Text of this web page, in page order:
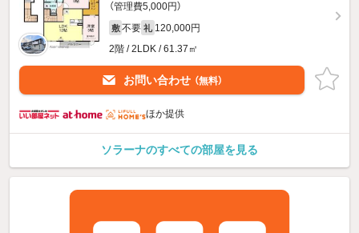
（管理費5,000円）
敷 不要 礼 120,000円
2階 / 2LDK / 61.37㎡
お問い合わせ （無料）
ほか提供
ソラーナのすべての部屋を見る